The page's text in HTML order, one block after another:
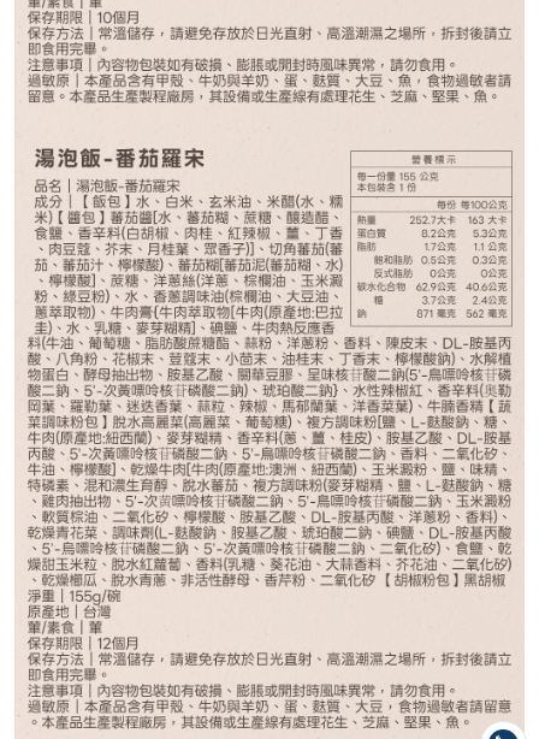
NT$938
請選購商品（任選 12 件）
波菜蛋花*1 售完
番茄羅宋*1 售完
麻油雞*1 售完
川香麻辣牛肉*1 售完
古早味肉燥蒸蛋*1 − +